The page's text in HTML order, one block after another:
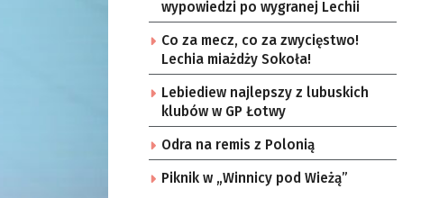
wypowiedzi po wygranej Lechii
Co za mecz, co za zwycięstwo!
Lechia miażdży Sokoła!
Lebiediew najlepszy z lubuskich
klubów w GP Łotwy
Odra na remis z Polonią
Piknik w „Winnicy pod Wieżą”